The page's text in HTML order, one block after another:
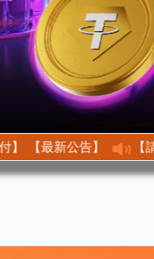
【最新公告】 【不接收任何第三方支付】